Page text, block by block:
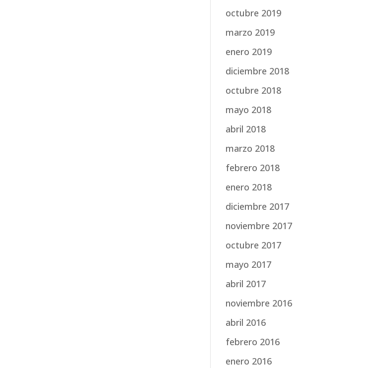
octubre 2019
marzo 2019
enero 2019
diciembre 2018
octubre 2018
mayo 2018
abril 2018
marzo 2018
febrero 2018
enero 2018
diciembre 2017
noviembre 2017
octubre 2017
mayo 2017
abril 2017
noviembre 2016
abril 2016
febrero 2016
enero 2016